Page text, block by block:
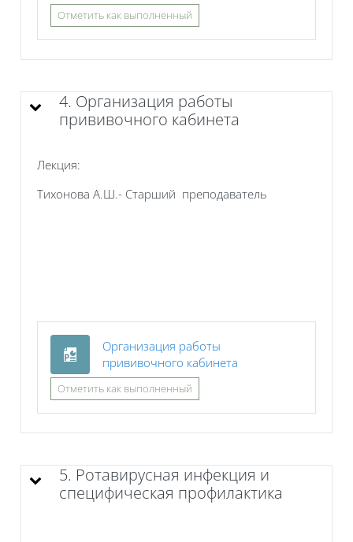
Отметить как выполненный
4. Организация работы
прививочного кабинета
Лекция:
Тихонова А.Ш.- Старший преподаватель
Организация работы
прививочного кабинета
Отметить как выполненный
5. Ротавирусная инфекция и
специфическая профилактика